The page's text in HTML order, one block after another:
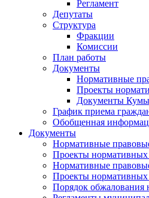
Регламент
Депутаты
Структура
Фракции
Комиссии
План работы
Документы
Нормативные
Проекты
Документы
График приема
Обобщенная
Документы
Нормативные
Проекты нормативных
Нормативные
Проекты
Порядок обжалования